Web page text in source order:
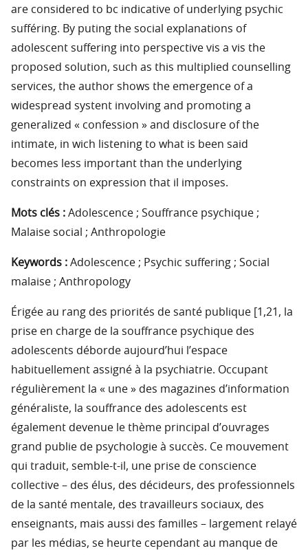
are considered to bc indicative of underlying psychic
sufféring. By puting the social explanations of
adolescent suffering into perspective vis a vis the
proposed solution, such as this multiplied counselling
services, the author shows the emergence of a
widespread systent involving and promoting a
generalized « confession » and disclosure of the
intimate, in wich listening to what is been said
becomes less important than the underlying
constraints on expression that il imposes.
Mots clés : Adolescence ; Souffrance psychique ;
Malaise social ; Anthropologie
Keywords : Adolescence ; Psychic suffering ; Social
malaise ; Anthropology
Érigée au rang des priorités de santé publique [1,21, la
prise en charge de la souffrance psychique des
adolescents déborde aujourd’hui l’espace
habituellement assigné à la psychiatrie. Occupant
régulièrement la « une » des magazines d’information
généraliste, la souffrance des adolescents est
également devenue le thème principal d’ouvrages
grand publie de psychologie à succès. Ce mouvement
qui traduit, semble-t-il, une prise de conscience
collective – des élus, des décideurs, des professionnels
de la santé mentale, des travailleurs sociaux, des
enseignants, mais aussi des familles – largement relayé
par les médias, se heurte cependant au manque de